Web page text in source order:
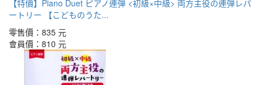
【特價】Piano Duet ピアノ連弾 <初級×中級> 両方主役の連弾レパ
ートリー 【こどものうた...
零售價： 835 元
會員價： 810 元